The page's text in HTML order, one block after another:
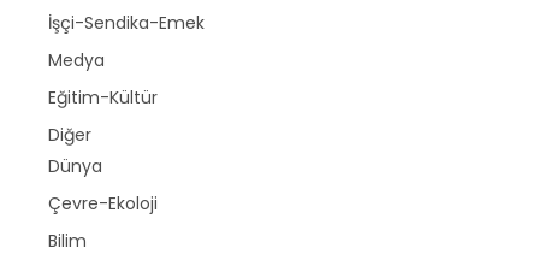
İşçi-Sendika-Emek
Medya
Eğitim-Kültür
Diğer
Dünya
Çevre-Ekoloji
Bilim